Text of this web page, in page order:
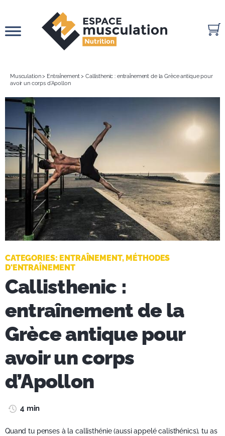
Musculation> Entraînement> Callisthenic : entraînement de la Grèce antique pour
avoir un corps d’Apollon
CATEGORIES: ENTRAÎNEMENT, MÉTHODES
D'ENTRAÎNEMENT
Callisthenic :
entraînement de la
Grèce antique pour
avoir un corps
d’Apollon
4 min
Quand tu penses à la callisthénie (aussi appelé calisthénics), tu as